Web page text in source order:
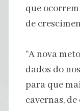
que
de
“A nova
dados do
para que
cavernas,